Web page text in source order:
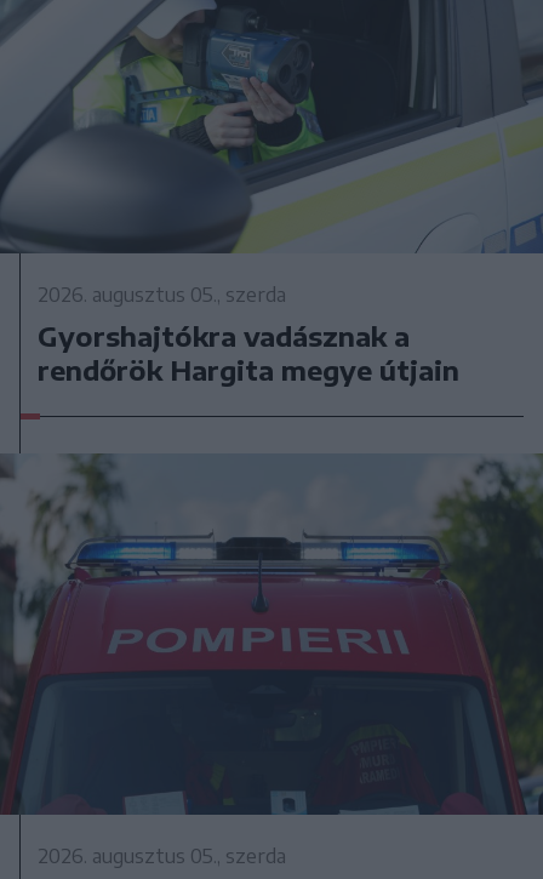
2026. augusztus 05., szerda
Gyorshajtókra vadásznak a
rendőrök Hargita megye útjain
2026. augusztus 05., szerda